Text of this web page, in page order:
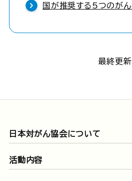
国が推奨する5つのが
最終更
日本対がん協会について
活動内容